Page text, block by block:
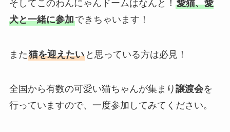
そしてこのわんにゃんドームはなんと！ 愛猫、愛
犬と一緒に参加できちゃいます！
また猫を迎えたいと思っている方は必見！
全国から有数の可愛い猫ちゃんが集まり 譲渡会を
行っていますので、一度参加してみてください。